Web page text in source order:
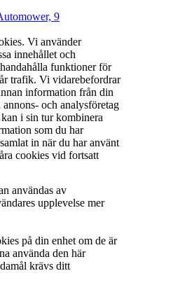
9
Vi använder
innehållet och
funktioner för
trafik. Vi vidarebefordrar
information från din
och analysföretag
i sin tur kombinera
som du har
in när du har använt
cookies vid fortsatt
användas av
upplevelse mer
på din enhet om de är
använda den här
krävs ditt